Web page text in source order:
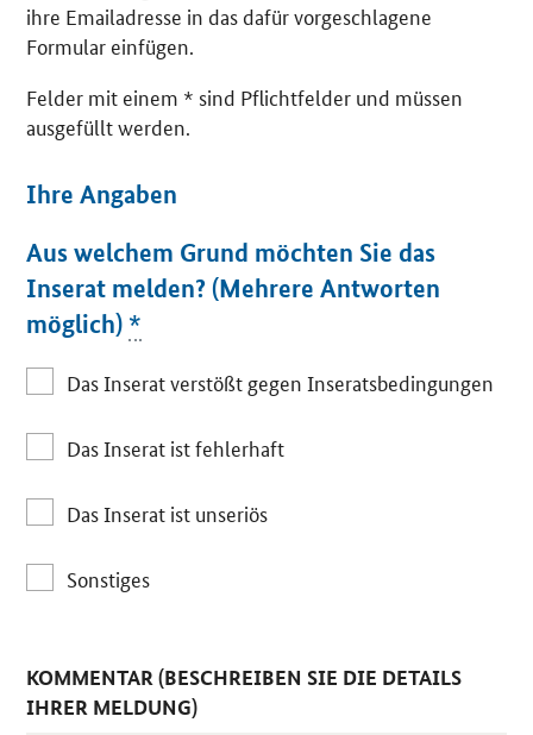
ihre Emailadresse in das dafür vorgeschlagene
Formular einfügen.
Felder mit einem * sind Pflichtfelder und müssen
ausgefüllt werden.
Ihre Angaben
Aus welchem Grund möchten Sie das
Inserat melden? (Mehrere Antworten
möglich) *
Das Inserat verstößt gegen Inseratsbedingungen
Das Inserat ist fehlerhaft
Das Inserat ist unseriös
Sonstiges
KOMMENTAR (BESCHREIBEN SIE DIE DETAILS
IHRER MELDUNG)